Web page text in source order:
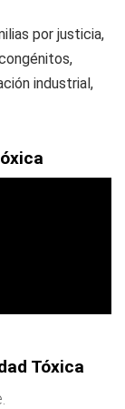
por justicia,
industrial,
Tóxica